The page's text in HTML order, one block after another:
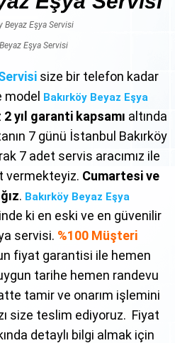
Eşya Servisi
size bir telefon kadar
model Bakırköy Beyaz Eşya
2 yıl garanti kapsamı altında
7 günü İstanbul Bakırköy
7 adet servis aracımız ile
vermekteyiz. Cumartesi ve
. Bakırköy Beyaz Eşya
ki en eski ve en güvenilir
servisi. %100 Müşteri
fiyat garantisi ile hemen
tarihe hemen randevu
tamir ve onarım işlemini
size teslim ediyoruz. Fiyat
detaylı bilgi almak için